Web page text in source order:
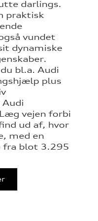
darlings.
praktisk
vundet
dynamiske
bl.a. Audi
plus
Audi
vejen forbi
ud af, hvor
med en
fra blot 3.295